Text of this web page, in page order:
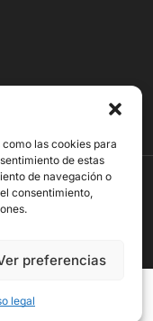
las cookies para
de estas
de navegación o
consentimiento,
preferencias
legal